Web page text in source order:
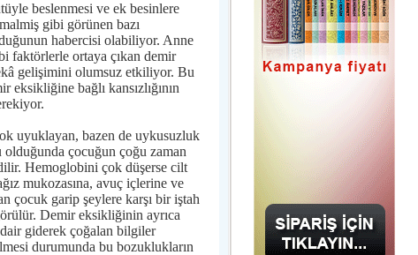
beslenmesi ve ek besinlere
gibi görünen bazı
habercisi olabiliyor. Anne
faktörlerle ortaya çıkan demir
gelişimini olumsuz etkiliyor. Bu
bağlı kansızlığının
uyuklayan, bazen de uykusuzluk
çocuğun çoğu zaman
Hemoglobini çok düşerse cilt
mukozasına, avuç içlerine ve
çocuk garip şeylere karşı bir iştah
Demir eksikliğinin ayrıca
giderek çoğalan bilgiler
durumunda bu bozuklukların